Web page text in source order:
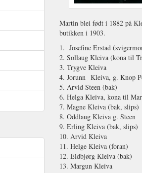
Martin blei født i 1882 på
butikken i 1903.
1. Josefine Erstad
2. Sollaug Kleiva (kona til
3. Trygve Kleiva
4. Jorunn Kleiva, g. Knop
5. Arvid Steen (bak)
6. Helga Kleiva, kona til
7. Magne Kleiva (bak, slips)
8. Oddlaug Kleiva g. Steen
9. Erling Kleiva (bak, slips)
10. Arvid Kleiva
11. Helge Kleiva (foran)
12. Eldbjørg Kleiva (bak)
13. Margun Kleiva